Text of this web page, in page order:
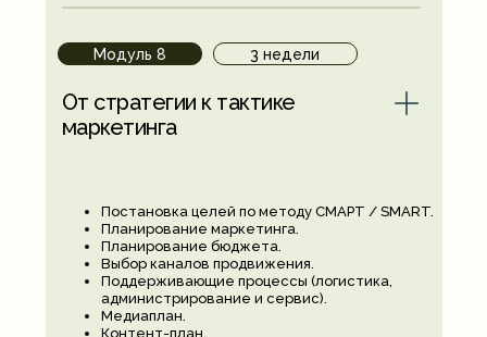
Модуль 8
От стратегии к тактике
маркетинга
3 недели
Постановка целей по методу СМАРТ / SMART.
Планирование маркетинга.
Планирование бюджета.
Выбор каналов продвижения.
Поддерживающие процессы (логистика,
администрирование и сервис).
Медиаплан.
Контент-план.